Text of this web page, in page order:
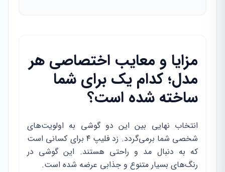
مزایا و معایب اختصاصی هر
مدل؛ کدام یک برای شما
ساخته شده است؟
انتخاب نهایی بین این دو گوشی به اولویت‌های
شخصی شما برمی‌گردد. زد فلیپ ۴ برای کسانی است
که به دنبال مد و راحتی هستند. این گوشی در
رنگ‌های بسیار متنوع و جذابی عرضه شده است.